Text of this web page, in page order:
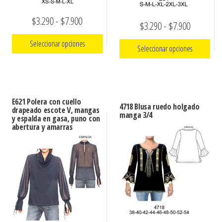
$3.290- $7.900Rango
de
precios:
$7.900
Seleccionar opciones
múltiples
variantes.
opciones
se
pueden
elegir
en
$3.290- $7.900Rango
de
precios:
hasta
$7.900
Seleccionar opciones
múltiples
variantes.
Las
opciones
se
pueden
elegir
en
E621 Polera con cuello
drapeado escote V, mangas
y espalda en gasa, puno con
abertura y amarras
4718 Blusa ruedo holgado
manga 3/4